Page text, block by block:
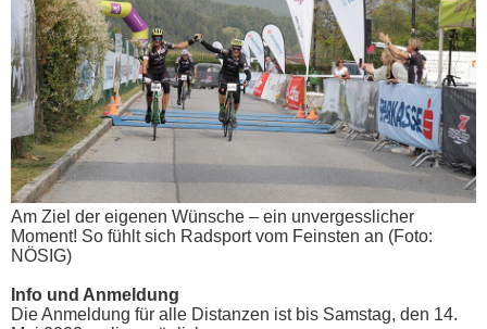
Am Ziel der eigenen Wünsche – ein unvergesslicher
Moment! So fühlt sich Radsport vom Feinsten an (Foto:
NÖSIG)
Info und Anmeldung
Die Anmeldung für alle Distanzen ist bis Samstag, den 14.